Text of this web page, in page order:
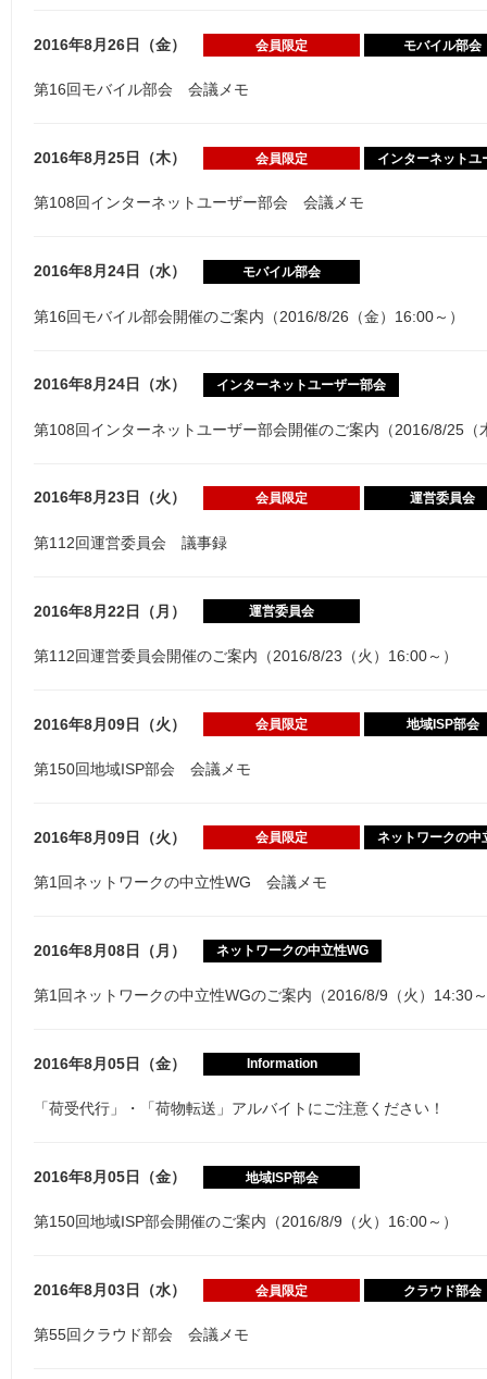
2016年8月26日（金） 会員限定 モバイル部会
第16回モバイル部会 会議メモ
2016年8月25日（木） 会員限定 インターネットユ
第108回インターネットユーザー部会 会議メモ
2016年8月24日（水） モバイル部会
第16回モバイル部会開催のご案内（2016/8/26（金）16:00～）
2016年8月24日（水） インターネットユーザー部会
第108回インターネットユーザー部会開催のご案内（2016/8/25（
2016年8月23日（火） 会員限定 運営委員会
第112回運営委員会 議事録
2016年8月22日（月） 運営委員会
第112回運営委員会開催のご案内（2016/8/23（火）16:00～）
2016年8月09日（火） 会員限定 地域ISP部会
第150回地域ISP部会 会議メモ
2016年8月09日（火） 会員限定 ネットワークの中
第1回ネットワークの中立性WG 会議メモ
2016年8月08日（月） ネットワークの中立性WG
第1回ネットワークの中立性WGのご案内（2016/8/9（火）14:30～
2016年8月05日（金） Information
「荷受代行」・「荷物転送」アルバイトにご注意ください！
2016年8月05日（金） 地域ISP部会
第150回地域ISP部会開催のご案内（2016/8/9（火）16:00～）
2016年8月03日（水） 会員限定 クラウド部会
第55回クラウド部会 会議メモ